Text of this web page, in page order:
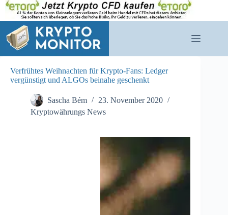
Zum
Inhalt
springen
Verfrühtes Weihnachten für Krypto-Fans: Ledger
vergünstigt und ALGOs beinahe geschenkt
Sascha Bém
23. November 2020
Kryptowährungs News